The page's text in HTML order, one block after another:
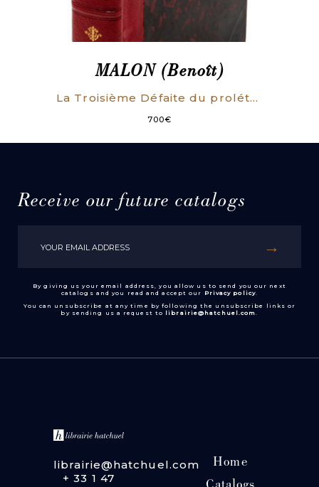
MALON (Benoît)
La Troisième Défaite du prolétariat français.
700€
Receive our future catalogs
By giving us your email address, you allow us to send you our next
catalogs and you read and accept our Privacy policy
You can unsubscribe at any time by following the unsubscribe links or
by sending us a request to librairie@hatchuel.com
librairie@hatchuel.com
+ 33 1 47
Home